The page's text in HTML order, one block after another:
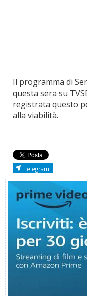
Il programma di
questa sera su
registrata questo
alla viabilità.
Telegram